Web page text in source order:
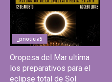
_pnoticia5
Oropesa del Mar ultima
los preparativos para el
eclipse total de Sol